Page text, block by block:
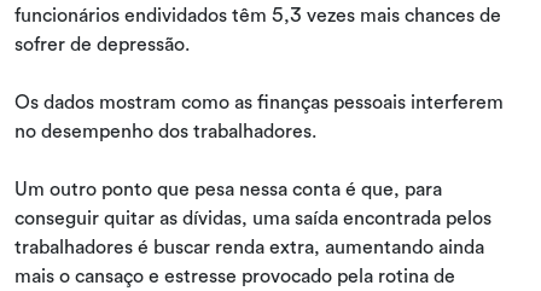
funcionários endividados têm 5,3 vezes mais chances de
sofrer de depressão.
Os dados mostram como as finanças pessoais interferem
no desempenho dos trabalhadores.
Um outro ponto que pesa nessa conta é que, para
conseguir quitar as dívidas, uma saída encontrada pelos
trabalhadores é buscar renda extra, aumentando ainda
mais o cansaço e estresse provocado pela rotina de